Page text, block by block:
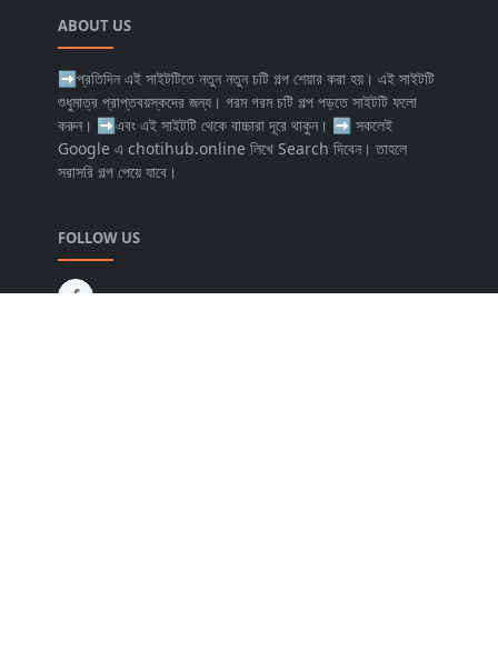
ABOUT US
➡প্রতিদিন এই সাইটটিতে নতুন নতুন চটি গল্প শেয়ার করা হয়। এই সাইটটি
শুধুমাত্র প্রাপ্তবয়স্কদের জন্য। গরম গরম চটি গল্প পড়তে সাইটটি ফলো
করুন। ➡এবং এই সাইটটি থেকে বাচ্চারা দূরে থাকুন। ➡️ সকলেই
Google এ chotihub.online লিখে Search দিবেন। তাহলে
সরাসরি গল্প পেয়ে যাবে।
FOLLOW US